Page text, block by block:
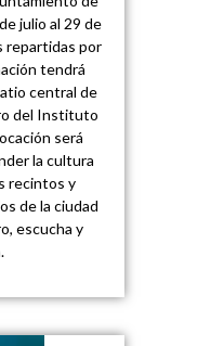
julio al 29 de
repartidas por
tendrá
central de
del Instituto
será
la cultura
recintos y
de la ciudad
escucha y